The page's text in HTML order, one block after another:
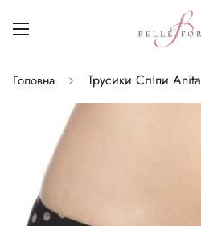
Головна Трусики Сліпи Anita